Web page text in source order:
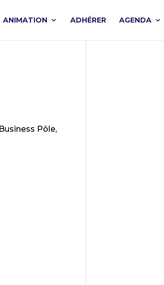
ANIMATION ADHÉRER AGENDA
Pôle,